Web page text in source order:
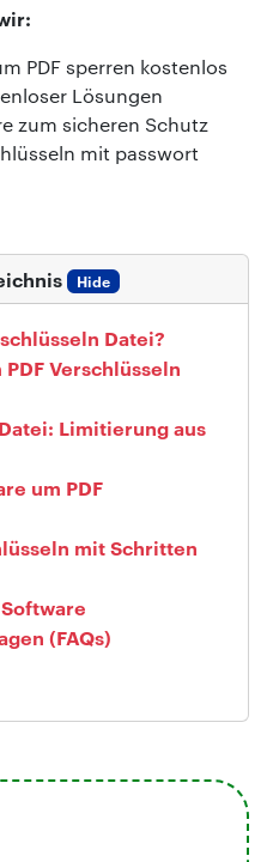
PDF sperren kostenlos
Lösungen
zum sicheren Schutz
mit passwort
Hide
Datei?
Verschlüsseln
Limitierung aus
um PDF
mit Schritten
(FAQs)